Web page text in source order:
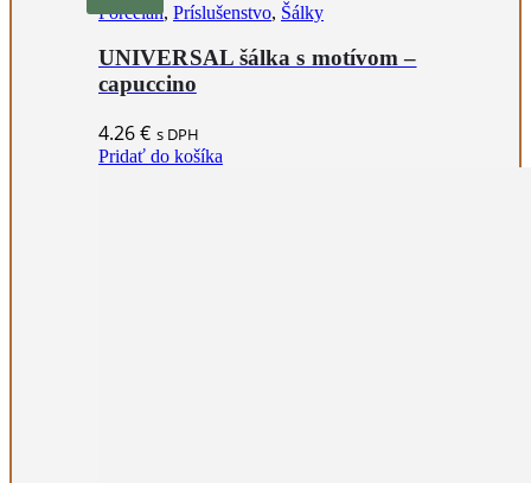
Porcelán, Príslušenstvo, Šálky
UNIVERSAL šálka s motívom –
capuccino
4.26€ s DPH
Pridať do košíka